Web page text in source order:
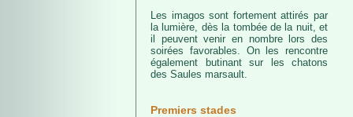
Les imagos sont fortement attirés par
la lumière, dès la tombée de la nuit, et
il peuvent venir en nombre lors des
soirées favorables. On les rencontre
également butinant sur les chatons
des Saules marsault.
Premiers stades